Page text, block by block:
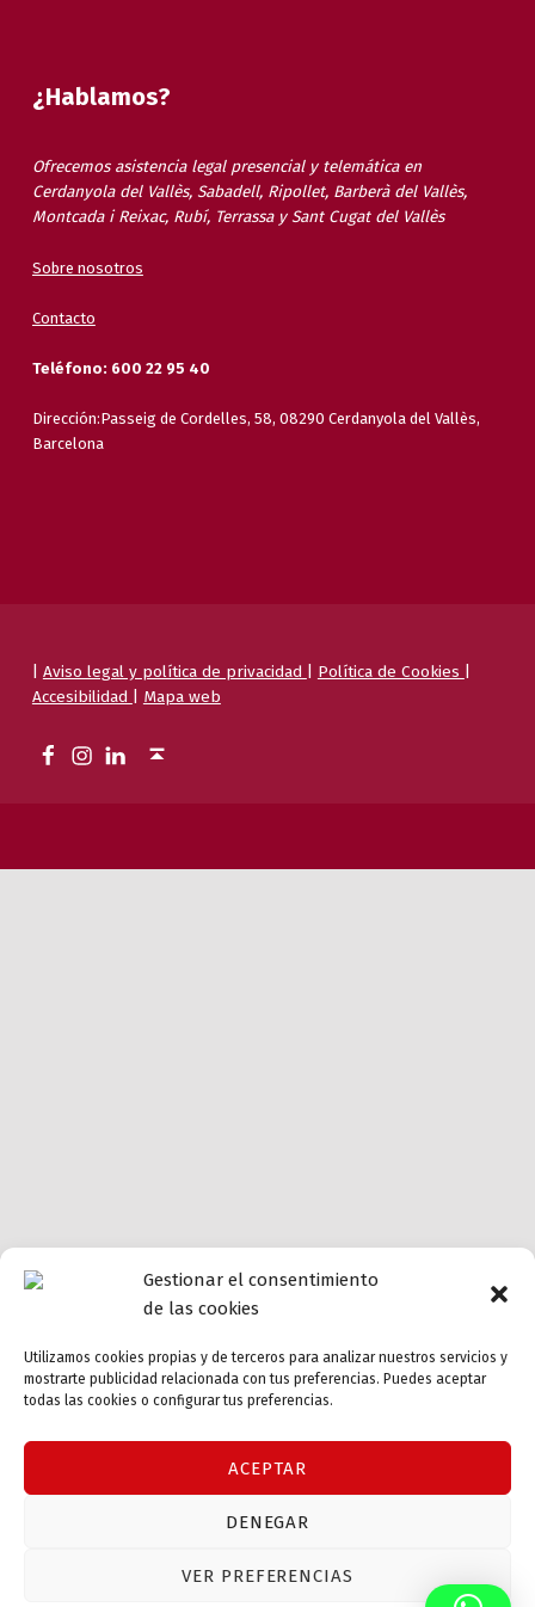
Gestionar el consentimiento
de las cookies
Utilizamos cookies propias y de terceros para analizar nuestros servicios y
mostrarte publicidad relacionada con tus preferencias. Puedes aceptar
todas las cookies o configurar tus preferencias.
ACEPTAR
DENEGAR
VER PREFERENCIAS
¿Hablamos?
Ofrecemos asistencia legal presencial y telemática en
Cerdanyola del Vallès, Sabadell, Ripollet, Barberà del Vallès,
Montcada i Reixac, Rubí, Terrassa y Sant Cugat del Vallès
Sobre nosotros
Contacto
Teléfono: 600 22 95 40
Dirección:Passeig de Cordelles, 58, 08290 Cerdanyola del Vallès,
Barcelona
Aviso legal y política de privacidad Política de Cookies
Accesibilidad
Mapa web